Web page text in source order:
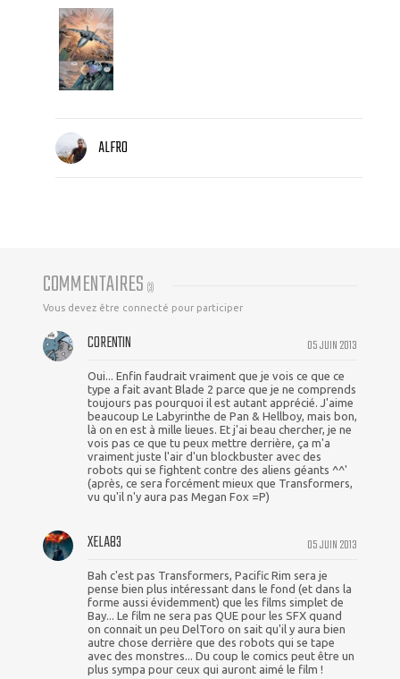
ALFRO
COMMENTAIRES (3)
Vous devez être connecté pour participer
05 JUIN 2013
CORENTIN
Oui... Enfin faudrait vraiment que je vois ce que ce
type a fait avant Blade 2 parce que je ne comprends
toujours pas pourquoi il est autant apprécié. J'aime
beaucoup Le Labyrinthe de Pan & Hellboy, mais bon,
là on en est à mille lieues. Et j'ai beau chercher, je ne
vois pas ce que tu peux mettre derrière, ça m'a
vraiment juste l'air d'un blockbuster avec des
robots qui se fightent contre des aliens géants ^^'
(après, ce sera forcément mieux que Transformers,
vu qu'il n'y aura pas Megan Fox =P)
05 JUIN 2013
XELA83
Bah c'est pas Transformers, Pacific Rim sera je
pense bien plus intéressant dans le fond (et dans la
forme aussi évidemment) que les films simplet de
Bay... Le film ne sera pas QUE pour les SFX quand
on connait un peu DelToro on sait qu'il y aura bien
autre chose derrière que des robots qui se tape
avec des monstres... Du coup le comics peut être un
plus sympa pour ceux qui auront aimé le film !